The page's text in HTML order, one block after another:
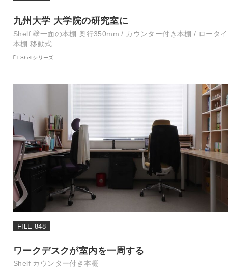
九州大学 大学院の研究室に
Shelf 壁一面の本棚 奥行350mm / カウンター付き本棚 / ロータ
本棚 移動式
Shelfシリーズ
FILE 848
ワークデスクが室内を一周する
Shelf カウンター付き本棚